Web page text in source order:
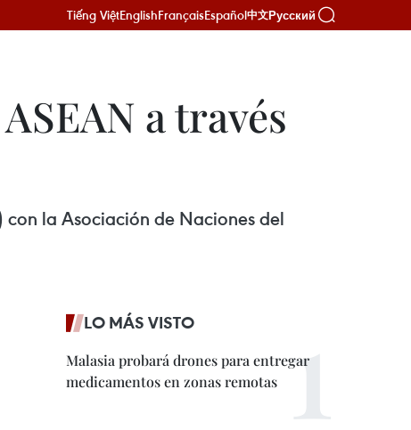
Tiếng ViệtEnglishFrançaisEspañol中文Русский
a través
la Asociación de Naciones del
LO MÁS VISTO
Malasia probará drones para entregar
medicamentos en zonas remotas